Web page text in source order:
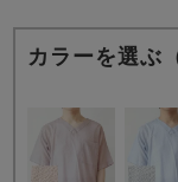
カラーを選ぶ